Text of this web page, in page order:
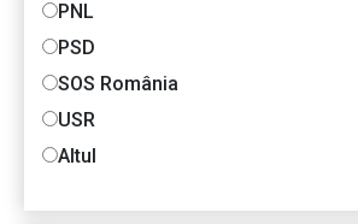
PNL
PSD
SOS România
USR
Altul